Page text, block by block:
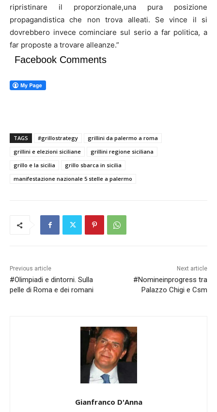
ripristinare il proporzionale,una pura posizione
propagandistica che non trova alleati. Se vince il si
dovrebbero invece cominciare sul serio a far politica, a
far proposte a trovare alleanze.”
Facebook Comments
TAGS #grillostrategy
grillini da palermo a roma
grillini e elezioni siciliane
grillini regione siciliana
grillo e la sicilia
grillo sbarca in sicilia
manifestazione nazionale 5 stelle a palermo
Previous article
#Olimpiadi e dintorni. Sulla
pelle di Roma e dei romani
Next article
#Nomineinprogress tra
Palazzo Chigi e Csm
Gianfranco D'Anna